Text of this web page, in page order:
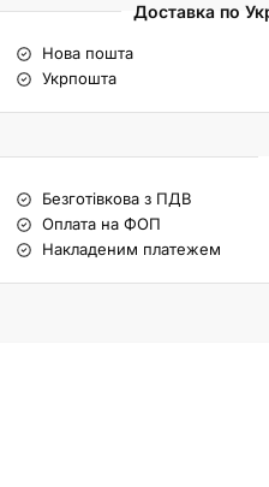
Доставка по
Нова пошта
Укрпошта
Безготівкова з ПДВ
Оплата на ФОП
Накладеним платежем